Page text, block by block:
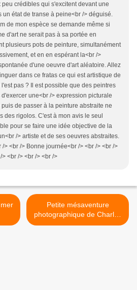
peu crédibles qui s'excitent devant une
un état de transe à peine<br /> déguisé.
de mon espèce se demande même si
d'art ne serait pas à sa portée en
plusieurs pots de peinture, simultanément
et en en espérant la<br />
d'une oeuvre d'art aléatoire. Allez
dans ce fratas ce qui est artistique de
pas ? Il est possible que des peintres
une<br /> expression picturale
de passer à la peinture abstraite ne
des rigolos. C'est à mon avis le seul
pour se faire une idée objective de la
/> artiste et de ses oeuvres abstraites.
/> <br /> Bonne journée<br /> <br /> <br />
> <br /> <br /> <br />
mer
Petite mésaventure
photographique de Charles
Martel >